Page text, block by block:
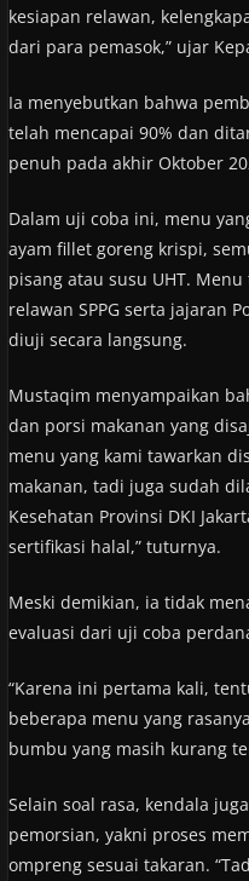
kesiapan relawan,
dari para pemasok,” ujar
Ia menyebutkan bahwa
telah mencapai 90% dan
penuh pada akhir Oktober
Dalam uji coba ini, menu
ayam fillet goreng krispi,
pisang atau susu UHT.
relawan SPPG serta jajaran
diuji secara langsung.
Mustaqim menyampaikan
dan porsi makanan yang
menu yang kami tawarkan
makanan, tadi juga sudah
Kesehatan Provinsi DKI
sertifikasi halal,” tuturnya.
Meski demikian, ia tidak
evaluasi dari uji coba
“Karena ini pertama kali,
beberapa menu yang
bumbu yang masih kurang
Selain soal rasa, kendala
pemorsian, yakni proses
ompreng sesuai takaran.